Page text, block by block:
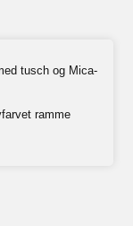
tusch og Mica-
ramme